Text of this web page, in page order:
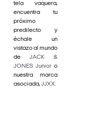
tela vaquera,
encuentra tu
próximo
predilecto y
échale un
vistazo al mundo
de JACK &
JONES Junior o
nuestra marca
asociada,JJXX.